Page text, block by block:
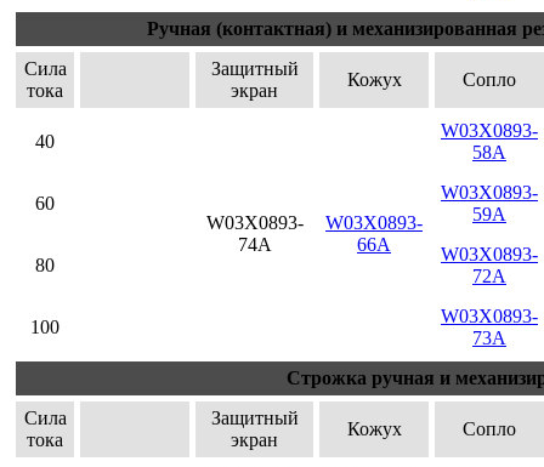
Ручная (контактная) и механизированная
Сила
тока
Защитный
экран
Кожух Сопло
40
W03X0893-
74A
W03X0893-
66A
W03X0893-
58A
60
W03X0893-
59A
80
W03X0893-
72A
100
W03X0893-
73A
Строжка ручная и
Сила
тока
Защитный
экран
Кожух Сопло